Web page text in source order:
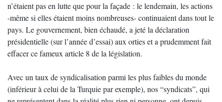
n’étaient pas en lutte que pour la façade : le lendemain, les actions
-même si elles étaient moins nombreuses- continuaient dans tout le
pays. Le gouvernement, bien échaudé, a jeté la déclaration
présidentielle (sur l’année d’essai) aux orties et a prudemment fait
effacer ce fameux article 8 de la législation.
Avec un taux de syndicalisation parmi les plus faibles du monde
(inférieur à celui de la Turquie par exemple), nos “syndicats”, qui